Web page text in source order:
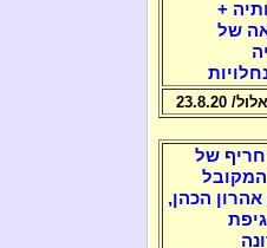
+
של
23.8.20
של
הכהן,